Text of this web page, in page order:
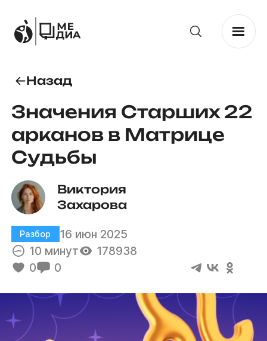
Назад
Значения Старших 22
арканов в Матрице
Судьбы
Виктория
Захарова
Разбор
16 июн 2025
10 минут
178938
0
0